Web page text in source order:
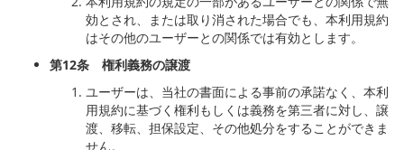
効とされ、または取り消された場合でも、本利用規約
はその他のユーザーとの関係では有効とします。
第12条 権利義務の譲渡
ユーザーは、当社の書面による事前の承諾なく、本利
用規約に基づく権利もしくは義務を第三者に対し、譲
渡、移転、担保設定、その他処分をすることができま
せん。